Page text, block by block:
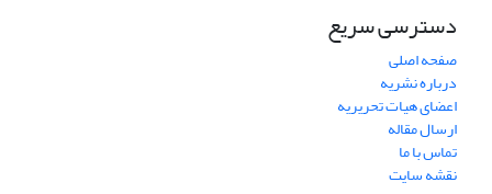
دسترسی سریع
صفحه اصلی
درباره نشریه
اعضای هیات تحریریه
ارسال مقاله
تماس با ما
نقشه سایت